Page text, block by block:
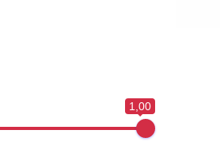
1,00